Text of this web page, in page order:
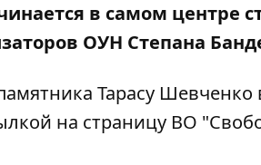
в самом центре
ОУН Степана
Тарасу
на страницу ВО